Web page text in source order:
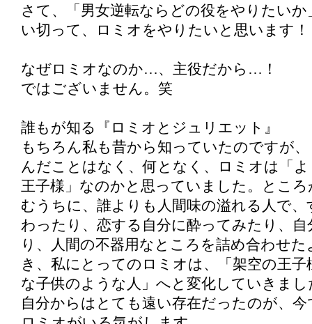
さて、「男女逆転ならどの役をやりたい
い切って、ロミオをやりたいと思います！
なぜロミオなのか…、主役だから…！
ではございません。笑
誰もが知る『ロミオとジュリエット』
もちろん私も昔から知っていたのですが
んだことはなく、何となく、ロミオは「
王子様」なのかと思っていました。とこ
むうちに、誰よりも人間味の溢れる人で
わったり、恋する自分に酔ってみたり、
り、人間の不器用なところを詰め合わせ
き、私にとってのロミオは、「架空の王子
な子供のような人」へと変化していきまし
自分からはとても遠い存在だったのが、